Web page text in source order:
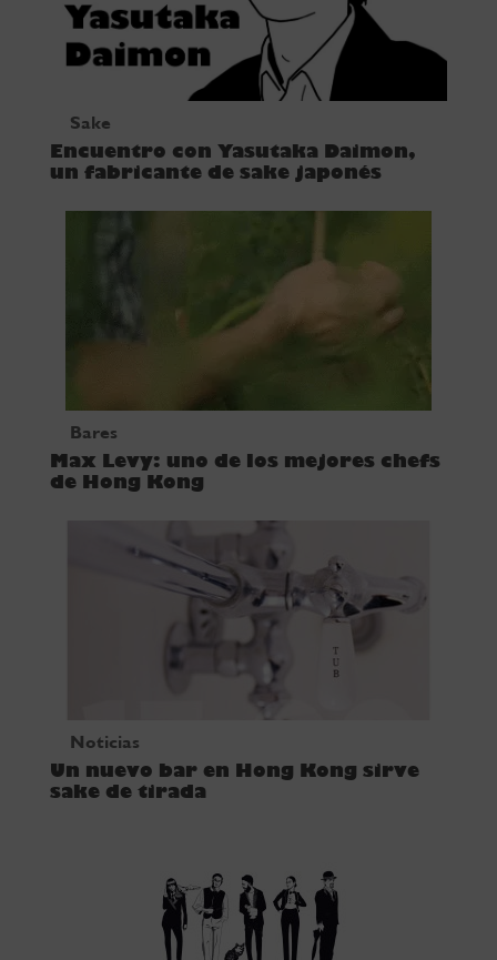
Sake
Encuentro con Yasutaka Daimon,
un fabricante de sake japonés
Bares
Max Levy: uno de los mejores chefs
de Hong Kong
Noticias
Un nuevo bar en Hong Kong sirve
sake de tirada